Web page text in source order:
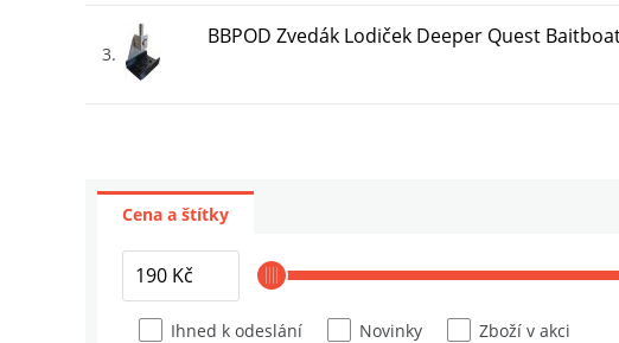
3
BBPOD Zvedák Lodiček Deeper Quest
BBPOD Nerezový Stojan Na Závažecí
BBPOD Čepičky S Písmenky Deeper Quest
BBPOD PVA Vypúšťač XL Deeper Quest
Cena a štítky
Ihned k odeslání Novinky Zboží v akci